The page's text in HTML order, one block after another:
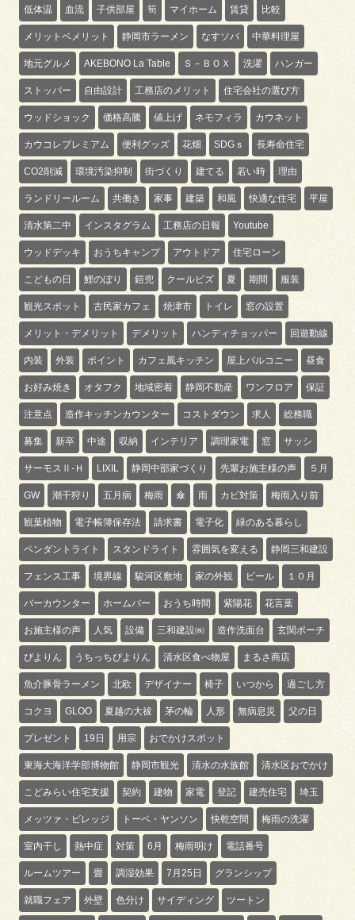
低体温 血流 子供部屋 筍 マイホーム 賃貸 比較
メリットベメリット 静岡市ラーメン なすソバ 中華料理屋
地元グルメ AKEBONO La Table Ｓ－ＢＯＸ 洗濯 ハンガー
ストッパー 自由設計 工務店のメリット 住宅会社の選び方
ウッドショック 価格高騰 値上げ ネモフィラ カウネット
カウコレプレミアム 便利グッズ 花畑 SDGｓ 長寿命住宅
CO2削減 環境汚染抑制 街づくり 建てる 若い時 理由
ランドリールーム 共働き 家事 建築 和風 快適な住宅 平屋
清水第二中 インスタグラム 工務店の日報 Youtube
ウッドデッキ おうちキャンプ アウトドア 住宅ローン
こどもの日 鯉のぼり 鎧兜 クールビズ 夏 期間 服装
観光スポット 古民家カフェ 焼津市 トイレ 窓の設置
メリット・デメリット デメリット ハンディチョッパー 回遊動線
内装 外装 ポイント カフェ風キッチン 屋上バルコニー 昼食
お好み焼き オタフク 地域密着 静岡不動産 ワンフロア 保証
注意点 造作キッチンカウンター コストダウン 求人 総務職
募集 新卒 中途 収納 インテリア 調理家電 窓 サッシ
サーモスⅡ-Ｈ LIXIL 静岡中部家づくり 先輩お施主様の声 ５月
GW 潮干狩り 五月病 梅雨 傘 雨 カビ対策 梅雨入り前
観葉植物 電子帳簿保存法 請求書 電子化 緑のある暮らし
ペンダントライト スタンドライト 雰囲気を変える 静岡三和建設
フェンス工事 境界線 駿河区敷地 家の外観 ビール １０月
バーカウンター ホームバー おうち時間 紫陽花 花言葉
お施主様の声 人気 設備 三和建設㈱ 造作洗面台 玄関ポーチ
ぴよりん うちっちぴよりん 清水区食べ物屋 まるさ商店
魚介豚骨ラーメン 北欧 デザイナー 椅子 いつから 過ごし方
コクヨ GLOO 夏越の大祓 茅の輪 人形 無病息災 父の日
プレゼント 19日 用宗 おでかけスポット
東海大海洋学部博物館 静岡市観光 清水の水族館 清水区おでかけ
こどみらい住宅支援 契約 建物 家電 登記 建売住宅 埼玉
メッツァ・ビレッジ トーベ・ヤンソン 快乾空間 梅雨の洗濯
室内干し 熱中症 対策 6月 梅雨明け 電話番号
ルームツアー 畳 調湿効果 7月25日 グランシップ
就職フェア 外壁 色分け サイディング ツートン